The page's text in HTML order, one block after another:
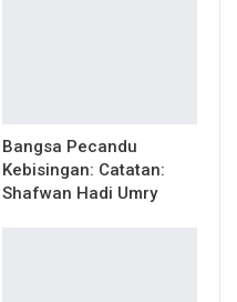
Bangsa Pecandu
Kebisingan: Catatan:
Shafwan Hadi Umry